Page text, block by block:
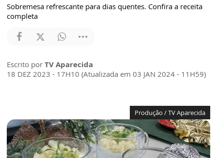
Sobremesa refrescante para dias quentes. Confira a receita
completa
Escrito por TV Aparecida
18 DEZ 2023 - 17H10 (Atualizada em 03 JAN 2024 - 11H59)
Produção / TV Aparecida